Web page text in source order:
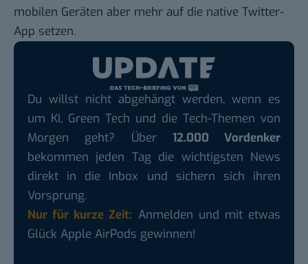
mobilen Geräten aber mehr auf die native Twitter-
App setzen.
Du willst nicht abgehängt werden, wenn es
um KI, Green Tech und die Tech-Themen von
Morgen geht? Über 12.000 Vordenker
bekommen jeden Tag die wichtigsten News
direkt in die Inbox und sichern sich ihren
Vorsprung.
Nur für kurze Zeit: Anmelden und mit etwas
Glück Apple AirPods gewinnen!